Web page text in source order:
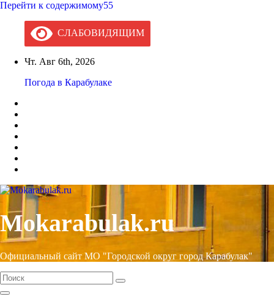
Перейти к содержимому55
СЛАБОВИДЯЩИМ
Чт. Авг 6th, 2026
Погода в Карабулаке
Mokarabulak.ru
Официальный сайт МО "Городской округ город Карабулак"